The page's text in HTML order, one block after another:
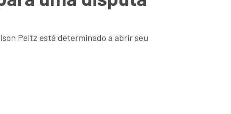
Peltz está determinado a abrir seu